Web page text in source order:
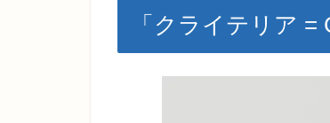
「クライテリア =